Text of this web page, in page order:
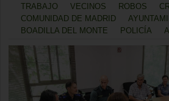
TRABAJO
VECINOS ROBOS
COMUNIDAD DE MADRID
BOADILLA DEL MONTE
POLICÍA